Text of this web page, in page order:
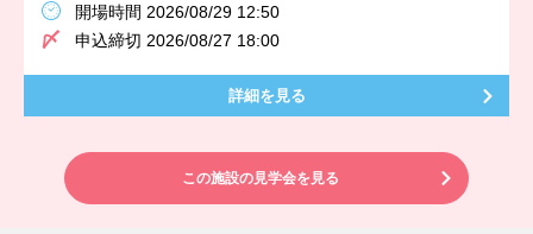
開場時間 2026/08/29 12:50
申込締切 2026/08/27 18:00
詳細を見る
この施設の見学会を見る